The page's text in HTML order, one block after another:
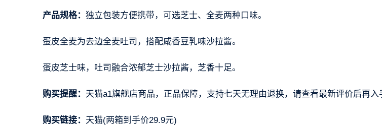
产品规格： 独立包装方便携带，可选芝士、全麦两种口味。
蛋皮全麦为去边全麦吐司，搭配咸香豆乳味沙拉酱。
蛋皮芝士味，吐司融合浓郁芝士沙拉酱，芝香十足。
购买提醒： 天猫a1旗舰店商品，正品保障，支持七天无理由退换，请查看最新评价后再入
购买链接： 天猫(两箱到手价29.9元)